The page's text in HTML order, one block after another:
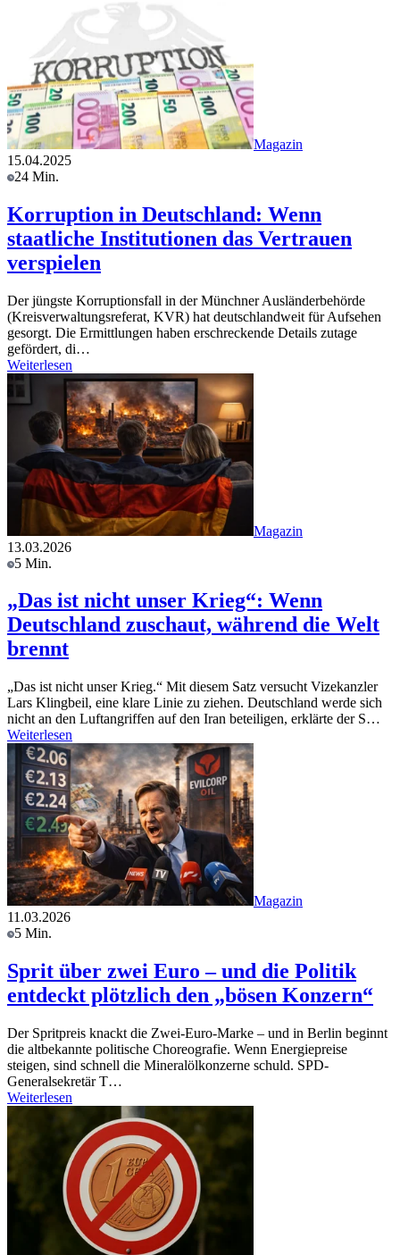
Magazin
15.04.2025
24 Min.
Korruption in Deutschland: Wenn
staatliche Institutionen das Vertrauen
verspielen
Der jüngste Korruptionsfall in der Münchner Ausländerbehörde
(Kreisverwaltungsreferat, KVR) hat deutschlandweit für Aufsehen
gesorgt. Die Ermittlungen haben erschreckende Details zutage
gefördert, di…
Weiterlesen
Magazin
13.03.2026
5 Min.
„Das ist nicht unser Krieg“: Wenn
Deutschland zuschaut, während die Welt
brennt
„Das ist nicht unser Krieg.“ Mit diesem Satz versucht Vizekanzler
Lars Klingbeil, eine klare Linie zu ziehen. Deutschland werde sich
nicht an den Luftangriffen auf den Iran beteiligen, erklärte der S…
Weiterlesen
Magazin
11.03.2026
5 Min.
Sprit über zwei Euro – und die Politik
entdeckt plötzlich den „bösen Konzern“
Der Spritpreis knackt die Zwei-Euro-Marke – und in Berlin beginnt
die altbekannte politische Choreografie. Wenn Energiepreise
steigen, sind schnell die Mineralölkonzerne schuld. SPD-
Generalsekretär T…
Weiterlesen